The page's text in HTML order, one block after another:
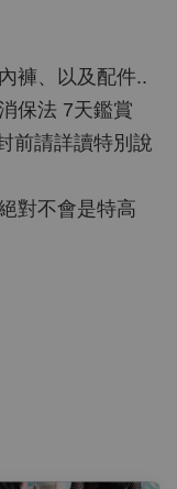
褲、以及配件..
保法 7天鑑賞
前請詳讀特別說
對不會是特高